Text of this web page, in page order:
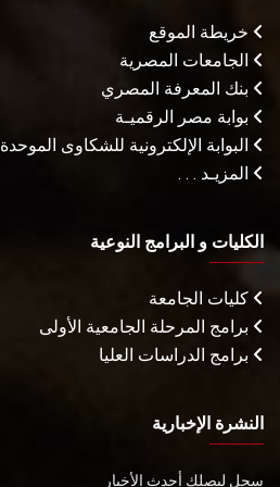
خريطة الموقع
الجامعات المصرية
بنك المعرفة المصري
بوابة مصر الرقميـة
البوابة الإلكترونية للشكاوى الموحدة
المزيـد . . .
الكليات و البرامج النوعية
كليات الجامعة
برامج المرحلة الجامعية الأولى
برامج الدراسات العليا
النشرة الإخبارية
سجل ليصلك أحدث الأخبار